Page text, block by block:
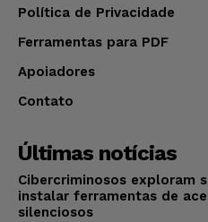
Política de Privacidade
Ferramentas para PDF
Apoiadores
Contato
Últimas notícias
Cibercriminosos exploram
instalar ferramentas de
silenciosos